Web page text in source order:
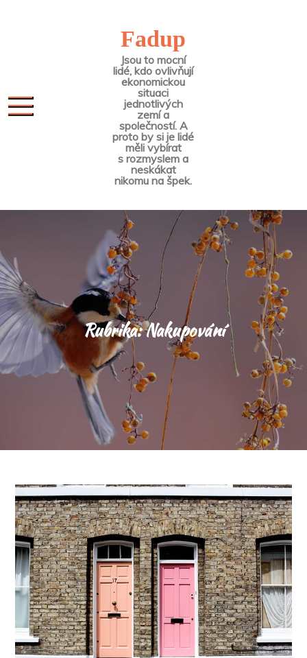
Fadup
Jsou to mocní
lidé, kdo ovlivňují
ekonomickou
situaci
jednotlivých
zemí a
společností. A
proto by si je lidé
měli vybírat
s rozmyslem a
neskákat
nikomu na špek.
Rubrika:Nakupování